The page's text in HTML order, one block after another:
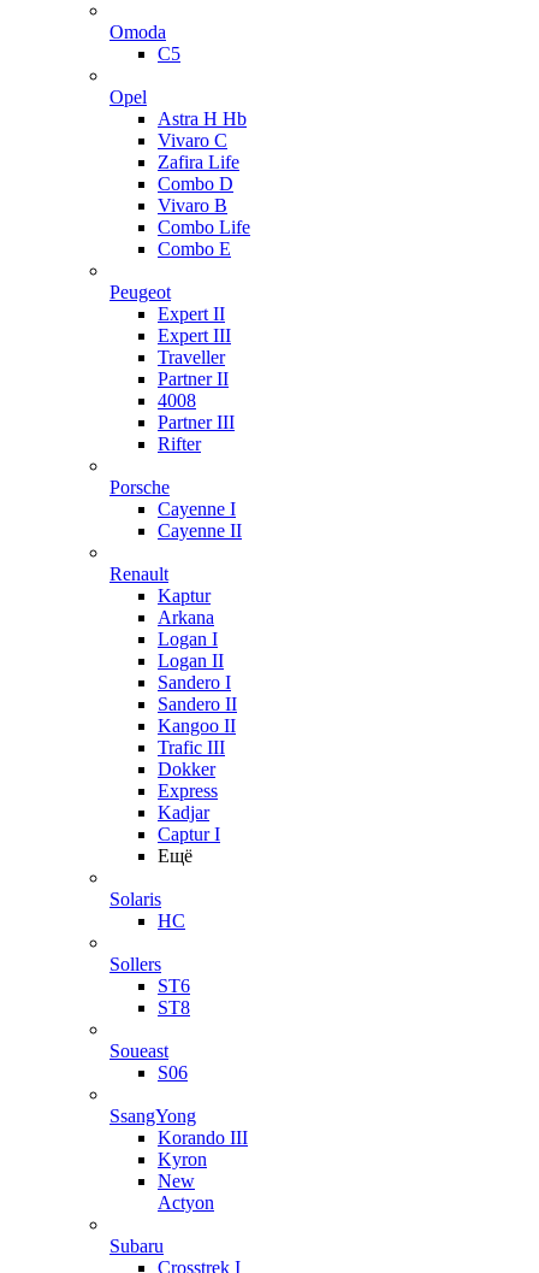
Omoda
C5
Opel
Astra H Hb
Vivaro C
Zafira Life
Combo D
Vivaro B
Combo Life
Combo E
Peugeot
Expert II
Expert III
Traveller
Partner II
4008
Partner III
Rifter
Porsche
Cayenne I
Cayenne II
Renault
Kaptur
Arkana
Logan I
Logan II
Sandero I
Sandero II
Kangoo II
Trafic III
Dokker
Express
Kadjar
Captur I
Ещё
Solaris
HC
Sollers
ST6
ST8
Soueast
S06
SsangYong
Korando III
Kyron
New
Actyon
Subaru
Crosstrek I